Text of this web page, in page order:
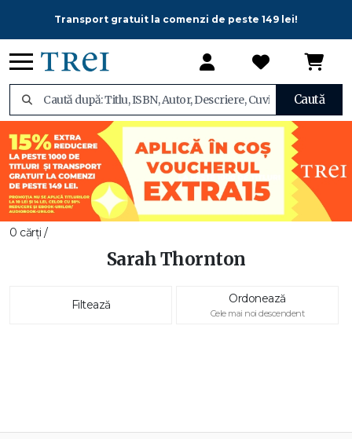
Transport gratuit la comenzi de peste 149 lei!
Caută
0 cărți /
Sarah Thornton
Filtează Ordonează
Cele mai noi descendent